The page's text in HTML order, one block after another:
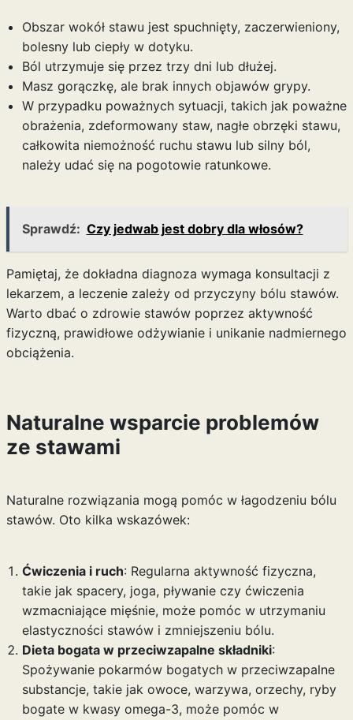
Obszar wokół stawu jest spuchnięty, zaczerwieniony,
bolesny lub ciepły w dotyku.
Ból utrzymuje się przez trzy dni lub dłużej.
Masz gorączkę, ale brak innych objawów grypy.
W przypadku poważnych sytuacji, takich jak poważne
obrażenia, zdeformowany staw, nagłe obrzęki stawu,
całkowita niemożność ruchu stawu lub silny ból,
należy udać się na pogotowie ratunkowe.
Sprawdź: Czy jedwab jest dobry dla włosów?
Pamiętaj, że dokładna diagnoza wymaga konsultacji z
lekarzem, a leczenie zależy od przyczyny bólu stawów.
Warto dbać o zdrowie stawów poprzez aktywność
fizyczną, prawidłowe odżywianie i unikanie nadmiernego
obciążenia.
Naturalne wsparcie problemów
ze stawami
Naturalne rozwiązania mogą pomóc w łagodzeniu bólu
stawów. Oto kilka wskazówek:
Ćwiczenia i ruch: Regularna aktywność fizyczna,
takie jak spacery, joga, pływanie czy ćwiczenia
wzmacniające mięśnie, może pomóc w utrzymaniu
elastyczności stawów i zmniejszeniu bólu.
Dieta bogata w przeciwzapalne składniki:
Spożywanie pokarmów bogatych w przeciwzapalne
substancje, takie jak owoce, warzywa, orzechy, ryby
bogate w kwasy omega-3, może pomóc w